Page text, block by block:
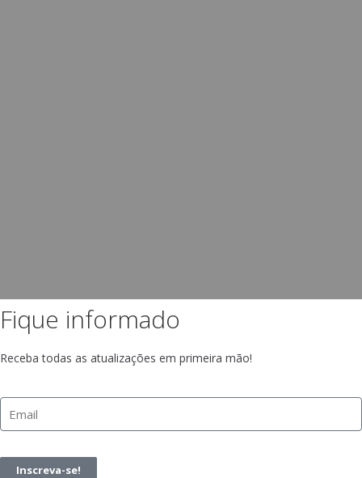
Fique informado
Receba todas as atualizações em primeira mão!
Inscreva-se!